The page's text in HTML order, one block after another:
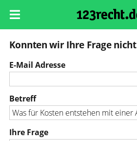
Konnten wir Ihre Frage
E-Mail Adresse
Betreff
Ihre Frage